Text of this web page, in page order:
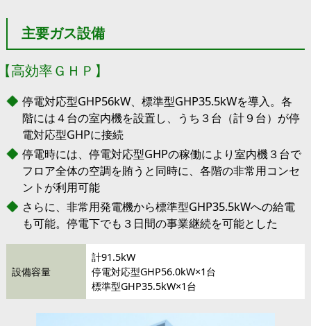
主要ガス設備
高効率ＧＨＰ】
停電対応型GHP56kW、標準型GHP35.5kWを導入。各
階には４台の室内機を設置し、うち３台（計９台）が停
電対応型GHPに接続
停電時には、停電対応型GHPの稼働により室内機３台で
フロア全体の空調を賄うと同時に、各階の非常用コンセ
ントが利用可能
さらに、非常用発電機から標準型GHP35.5kWへの給電
も可能。停電下でも３日間の事業継続を可能とした
設備容量
計91.5kW
停電対応型GHP56.0kW×1台
標準型GHP35.5kW×1台